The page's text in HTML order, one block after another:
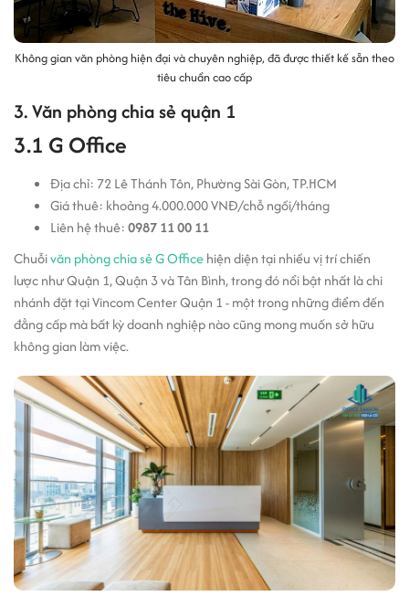
Không gian văn phòng hiện đại và chuyên nghiệp, đã được thiết kế sẵn theo
tiêu chuẩn cao cấp
3. Văn phòng chia sẻ quận 1
3.1 G Office
Địa chỉ: 72 Lê Thánh Tôn, Phường Sài Gòn, TP.HCM
Giá thuê: khoảng 4.000.000 VNĐ/chỗ ngồi/tháng
Liên hệ thuê:0987 11 00 11
Chuỗivăn phòng chia sẻ G Officehiện diện tại nhiều vị trí chiến
lược như Quận 1, Quận 3 và Tân Bình, trong đó nổi bật nhất là chi
nhánh đặt tại Vincom Center Quận 1 - một trong những điểm đến
đẳng cấp mà bất kỳ doanh nghiệp nào cũng mong muốn sở hữu
không gian làm việc.